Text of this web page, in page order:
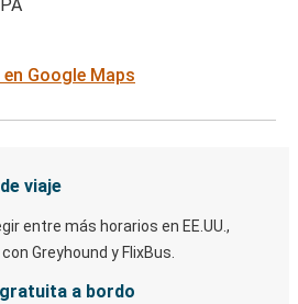
Google Maps
viaje
entre más horarios en EE.UU.,
Greyhound y FlixBus.
a bordo